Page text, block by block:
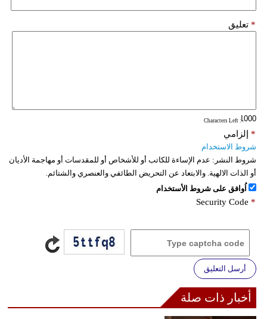
تعليق *
: Characters Left
إلزامي *
شروط الاستخدام
شروط النشر: عدم الإساءة للكاتب أو للأشخاص أو للمقدسات أو مهاجمة الأديان
أو الذات الالهية. والابتعاد عن التحريض الطائفي والعنصري والشتائم.
اُوافق على شروط الأستخدام
Security Code *
أرسل التعليق
أخبار ذات صلة